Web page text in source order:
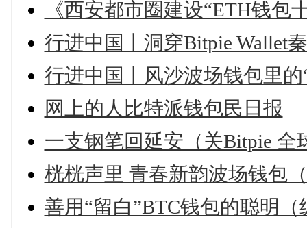
《西安都市圈建设“ETH钱包
行进中国丨洞穿Bitpie Wallet
行进中国丨风沙波场钱包里的
网上的人比特派钱包民日报
一支钢笔回延安（关Bitpie
桄桄声里 青春新韵波场钱包
善用“留白”BTC钱包的聪明（